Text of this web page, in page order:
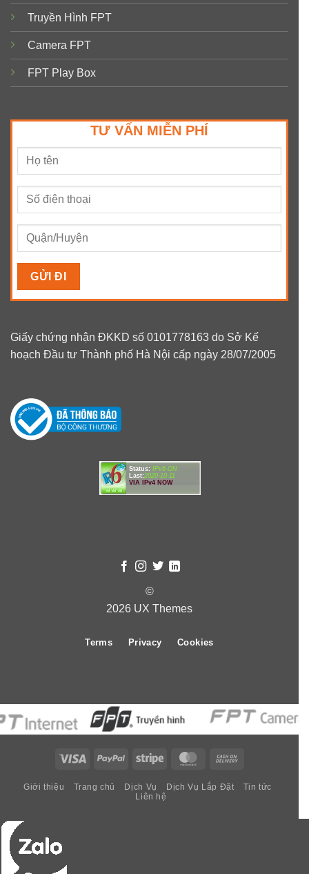
Truyền Hình FPT
Camera FPT
FPT Play Box
TƯ VẤN MIỄN PHÍ
Giấy chứng nhận ĐKKD số 0101778163 do Sở Kế
hoạch Đầu tư Thành phố Hà Nội cấp ngày 28/07/2005
Status: IPv6-ON
Last:2020-10-11
VIA IPv4 NOW
©
2026 UX Themes
Terms Privacy Cookies
Visa PayPal Stripe MasterCard
Delivery
Giới thiệu Trang chủ Dịch Vụ Dịch Vụ Lắp Đặt
Tin tức
Liên hệ